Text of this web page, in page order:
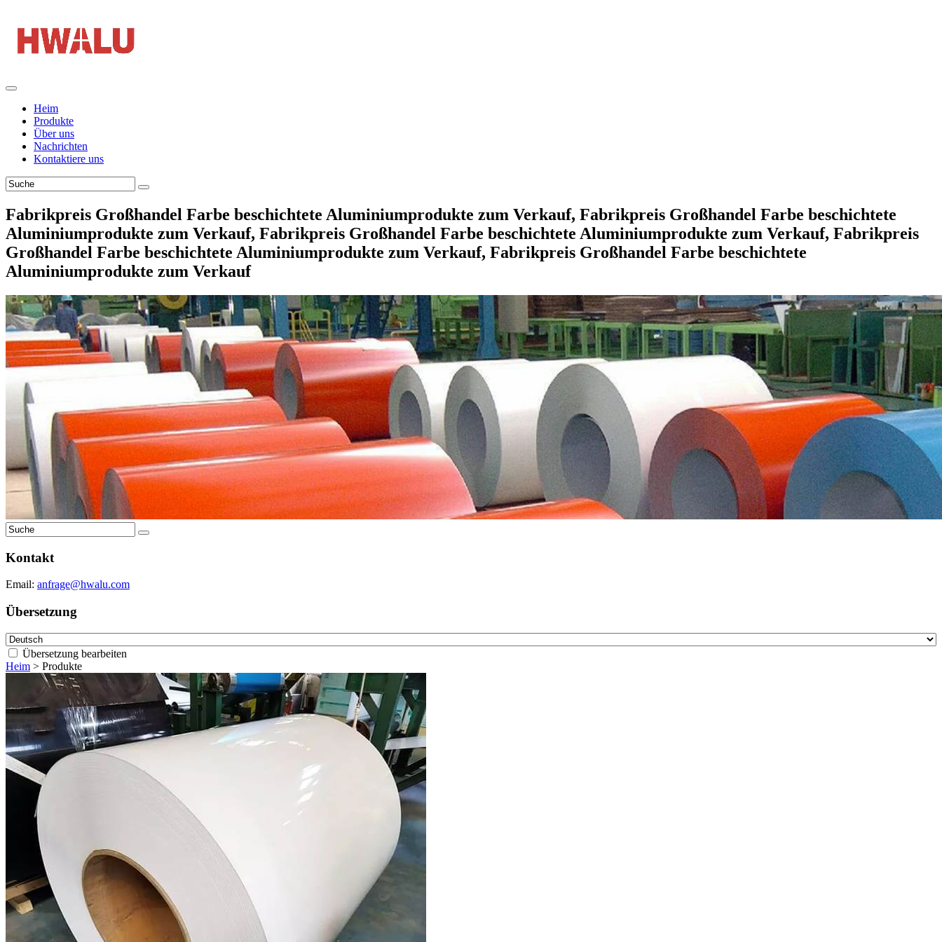
Heim
Produkte
Über uns
Nachrichten
Kontaktiere uns
Fabrikpreis Großhandel Farbe beschichtete Aluminiumprodukte zum Verkauf, Fabrikpreis Großhandel Farbe beschichtete
Aluminiumprodukte zum Verkauf, Fabrikpreis Großhandel Farbe beschichtete Aluminiumprodukte zum Verkauf, Fabrikpreis
Großhandel Farbe beschichtete Aluminiumprodukte zum Verkauf, Fabrikpreis Großhandel Farbe beschichtete
Aluminiumprodukte zum Verkauf
Kontakt
Email: anfrage@hwalu.com
Übersetzung
Übersetzung bearbeiten
Heim > Produkte